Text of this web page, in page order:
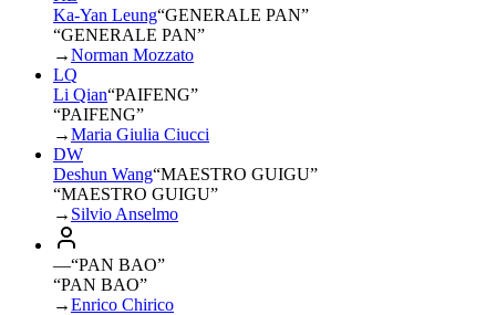
Ka-Yan Leung“GENERALE PAN”
“GENERALE PAN”
→Norman Mozzato
LQ
Li Qian“PAIFENG”
“PAIFENG”
→Maria Giulia Ciucci
DW
Deshun Wang“MAESTRO GUIGU”
“MAESTRO GUIGU”
→ Silvio Anselmo
—“PAN BAO”
“PAN BAO”
→Enrico Chirico